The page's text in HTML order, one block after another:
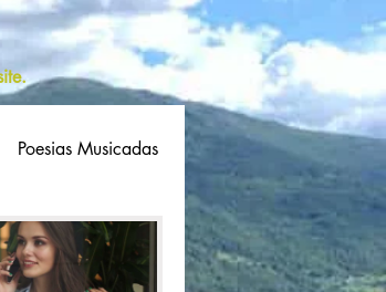
Poesias Musicadas